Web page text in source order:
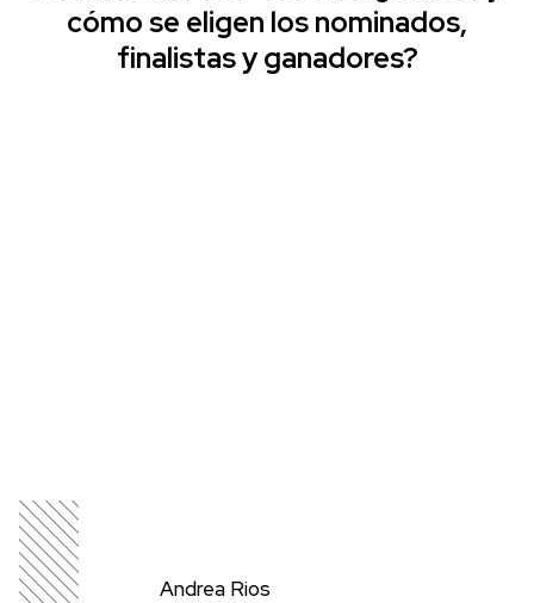
cómo se eligen los nominados,
finalistas y ganadores?
Andrea Rios